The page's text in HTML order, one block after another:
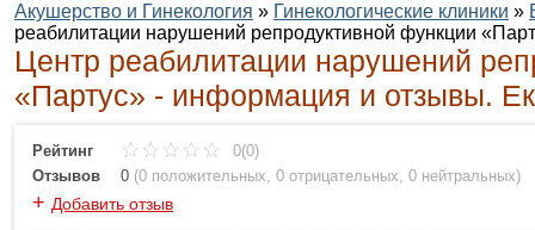
Акушерство и Гинекология » Гинекологические клиники »
реабилитации нарушений репродуктивной функции
Центр реабилитации нарушений
«Партус» - информация и отзывы.
Рейтинг
0(0)
Отзывов
0 (0 положительных, 0 отрицательных, 0 нейтральных)
+ Добавить отзыв